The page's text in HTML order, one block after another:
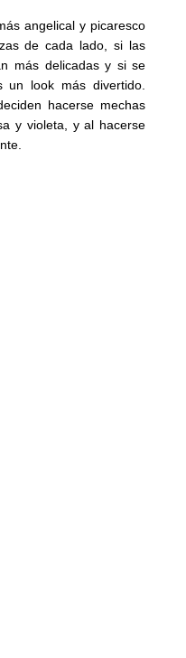
angelical y picaresco
de cada lado, si las
más delicadas y si se
un look más divertido.
hacerse mechas
y violeta, y al hacerse